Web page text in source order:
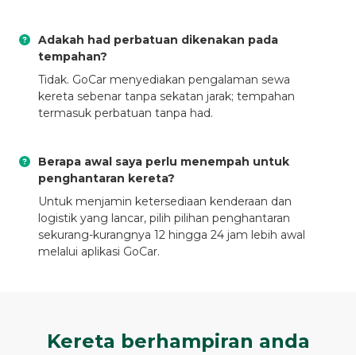
Adakah had perbatuan dikenakan pada
tempahan?
Tidak. GoCar menyediakan pengalaman sewa
kereta sebenar tanpa sekatan jarak; tempahan
termasuk perbatuan tanpa had.
Berapa awal saya perlu menempah untuk
penghantaran kereta?
Untuk menjamin ketersediaan kenderaan dan
logistik yang lancar, pilih pilihan penghantaran
sekurang-kurangnya 12 hingga 24 jam lebih awal
melalui aplikasi GoCar.
Kereta berhampiran anda